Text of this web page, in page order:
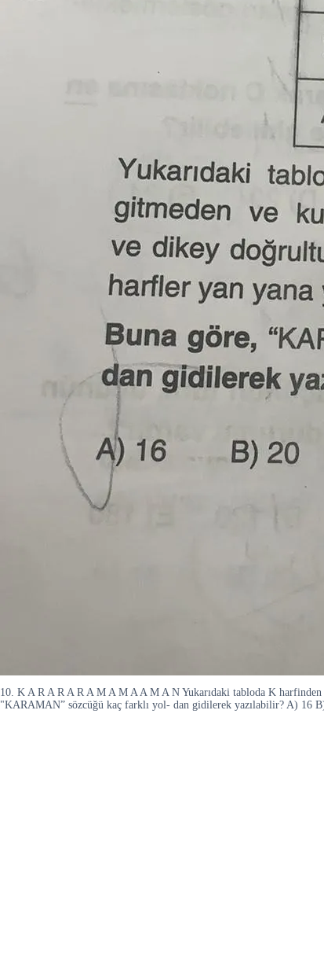
10. K A R A R A R A M A M A A M A N Yukarıdaki tabloda K
"KARAMAN” sözcüğü kaç farklı yol- dan gidilerek yazılabilir? A) 16